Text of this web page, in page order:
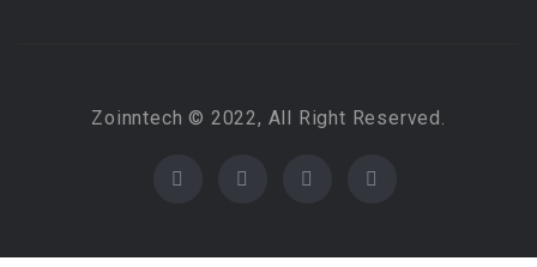
Zoinntech © 2022, All Right Reserved.